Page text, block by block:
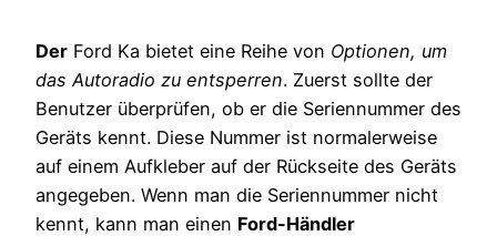
Der Ford Ka bietet eine Reihe von Optionen, um
das Autoradio zu entsperren. Zuerst sollte der
Benutzer überprüfen, ob er die Seriennummer des
Geräts kennt. Diese Nummer ist normalerweise
auf einem Aufkleber auf der Rückseite des Geräts
angegeben. Wenn man die Seriennummer nicht
kennt, kann man einen Ford-Händler